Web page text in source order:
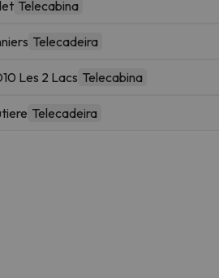
Telecabina
Telecadeira
Les 2 Lacs Telecabina
Telecadeira